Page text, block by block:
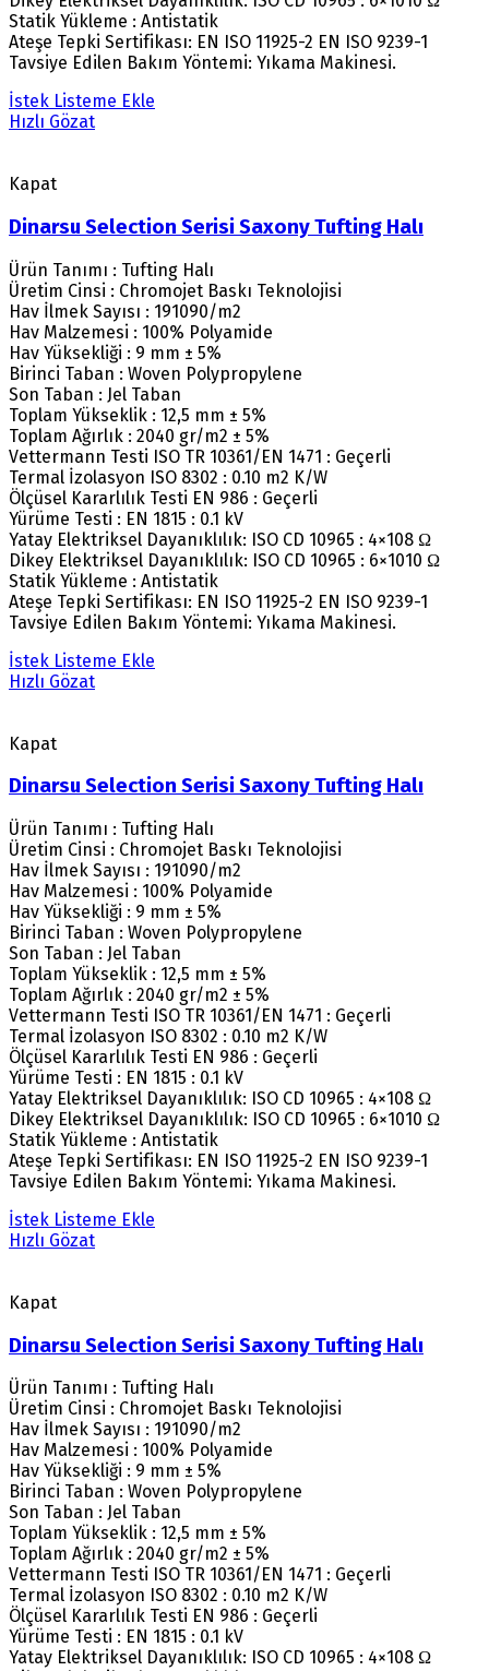
Statik Yükleme : Antistatik
Ateşe Tepki Sertifikası: EN ISO 11925-2 EN ISO 9239-1
Tavsiye Edilen Bakım Yöntemi: Yıkama Makinesi.
İstek Listeme Ekle
Hızlı Gözat
Kapat
Dinarsu Selection Serisi Saxony Tufting Halı
Ürün Tanımı : Tufting Halı
Üretim Cinsi : Chromojet Baskı Teknolojisi
Hav İlmek Sayısı : 191090/m2
Hav Malzemesi : 100% Polyamide
Hav Yüksekliği : 9 mm ± 5%
Birinci Taban : Woven Polypropylene
Son Taban : Jel Taban
Toplam Yükseklik : 12,5 mm ± 5%
Toplam Ağırlık : 2040 gr/m2 ± 5%
Vettermann Testi ISO TR 10361/EN 1471 : Geçerli
Termal İzolasyon ISO 8302 : 0.10 m2 K/W
Ölçüsel Kararlılık Testi EN 986 : Geçerli
Yürüme Testi : EN 1815 : 0.1 kV
Yatay Elektriksel Dayanıklılık: ISO CD 10965 : 4×108 Ω
Dikey Elektriksel Dayanıklılık: ISO CD 10965 : 6×1010 Ω
Statik Yükleme : Antistatik
Ateşe Tepki Sertifikası: EN ISO 11925-2 EN ISO 9239-1
Tavsiye Edilen Bakım Yöntemi: Yıkama Makinesi.
İstek Listeme Ekle
Hızlı Gözat
Kapat
Dinarsu Selection Serisi Saxony Tufting Halı
Ürün Tanımı : Tufting Halı
Üretim Cinsi : Chromojet Baskı Teknolojisi
Hav İlmek Sayısı : 191090/m2
Hav Malzemesi : 100% Polyamide
Hav Yüksekliği : 9 mm ± 5%
Birinci Taban : Woven Polypropylene
Son Taban : Jel Taban
Toplam Yükseklik : 12,5 mm ± 5%
Toplam Ağırlık : 2040 gr/m2 ± 5%
Vettermann Testi ISO TR 10361/EN 1471 : Geçerli
Termal İzolasyon ISO 8302 : 0.10 m2 K/W
Ölçüsel Kararlılık Testi EN 986 : Geçerli
Yürüme Testi : EN 1815 : 0.1 kV
Yatay Elektriksel Dayanıklılık: ISO CD 10965 : 4×108 Ω
Dikey Elektriksel Dayanıklılık: ISO CD 10965 : 6×1010 Ω
Statik Yükleme : Antistatik
Ateşe Tepki Sertifikası: EN ISO 11925-2 EN ISO 9239-1
Tavsiye Edilen Bakım Yöntemi: Yıkama Makinesi.
İstek Listeme Ekle
Hızlı Gözat
Kapat
Dinarsu Selection Serisi Saxony Tufting Halı
Ürün Tanımı : Tufting Halı
Üretim Cinsi : Chromojet Baskı Teknolojisi
Hav İlmek Sayısı : 191090/m2
Hav Malzemesi : 100% Polyamide
Hav Yüksekliği : 9 mm ± 5%
Birinci Taban : Woven Polypropylene
Son Taban : Jel Taban
Toplam Yükseklik : 12,5 mm ± 5%
Toplam Ağırlık : 2040 gr/m2 ± 5%
Vettermann Testi ISO TR 10361/EN 1471 : Geçerli
Termal İzolasyon ISO 8302 : 0.10 m2 K/W
Ölçüsel Kararlılık Testi EN 986 : Geçerli
Yürüme Testi : EN 1815 : 0.1 kV
Yatay Elektriksel Dayanıklılık: ISO CD 10965 : 4×108 Ω